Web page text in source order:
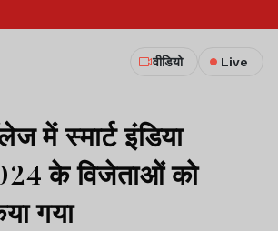
वीडियो Live
में स्मार्ट इंडिया
के विजेताओं को
गया